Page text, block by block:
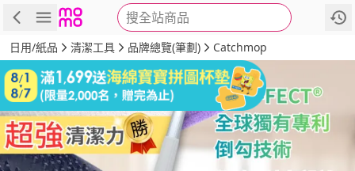
搜全站商品
商品 評價 詳情
日用/紙品 清潔工具 品牌總覽(筆劃) Catchmop